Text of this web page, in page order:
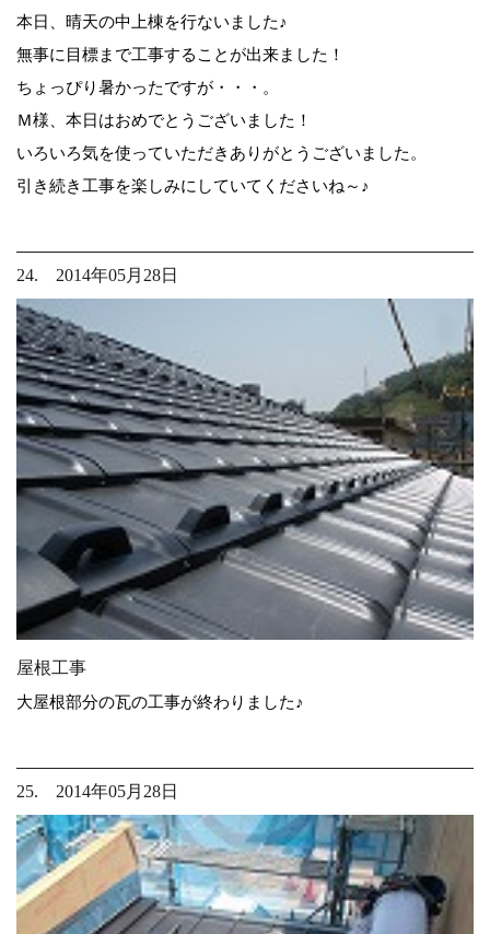
本日、晴天の中上棟を行ないました♪
無事に目標まで工事することが出来ました！
ちょっぴり暑かったですが・・・。
Ｍ様、本日はおめでとうございました！
いろいろ気を使っていただきありがとうございました。
引き続き工事を楽しみにしていてくださいね～♪
24. 2014年05月28日
屋根工事
大屋根部分の瓦の工事が終わりました♪
25. 2014年05月28日